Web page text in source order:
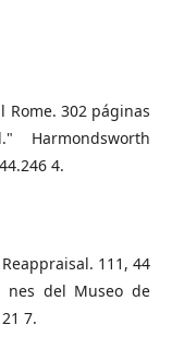
Rome. 302 páginas
4.
111, 44
nes del Museo de
7.